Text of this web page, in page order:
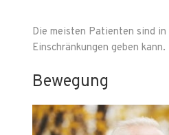
Die meisten Patienten sind
Einschränkungen geben
Bewegung